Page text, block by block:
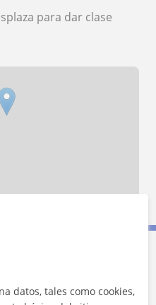
para dar clase
datos, tales como cookies,